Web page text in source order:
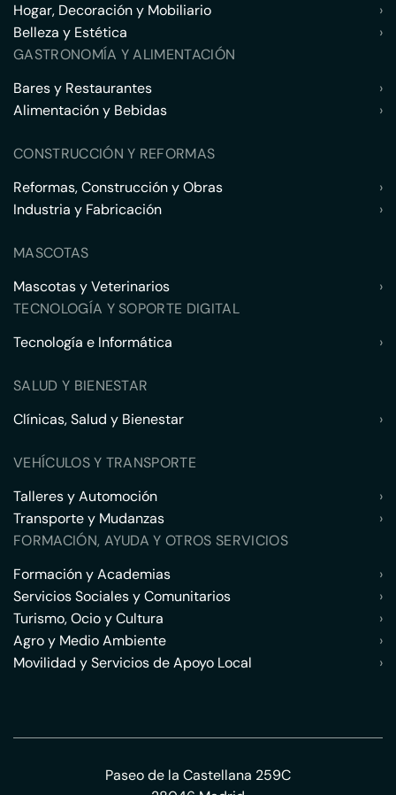
Hogar, Decoración y Mobiliario
›
Belleza y Estética
›
GASTRONOMÍA Y ALIMENTACIÓN
Bares y Restaurantes
›
Alimentación y Bebidas
›
CONSTRUCCIÓN Y REFORMAS
Reformas, Construcción y Obras
›
Industria y Fabricación
›
MASCOTAS
Mascotas y Veterinarios
›
TECNOLOGÍA Y SOPORTE DIGITAL
Tecnología e Informática
›
SALUD Y BIENESTAR
Clínicas, Salud y Bienestar
›
VEHÍCULOS Y TRANSPORTE
Talleres y Automoción
›
Transporte y Mudanzas
›
FORMACIÓN, AYUDA Y OTROS SERVICIOS
Formación y Academias
›
Servicios Sociales y Comunitarios
›
Turismo, Ocio y Cultura
›
Agro y Medio Ambiente
›
Movilidad y Servicios de Apoyo Local
›
Paseo de la Castellana 259C